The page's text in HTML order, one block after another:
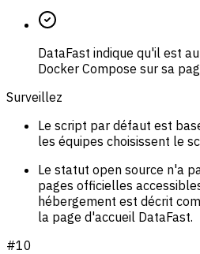
DataFast indique qu'il est
Docker Compose sur sa
Surveillez
Le script par défaut est
les équipes choisissent le
Le statut open source n'a
pages officielles
hébergement est décrit
la page d'accueil DataFast.
#10